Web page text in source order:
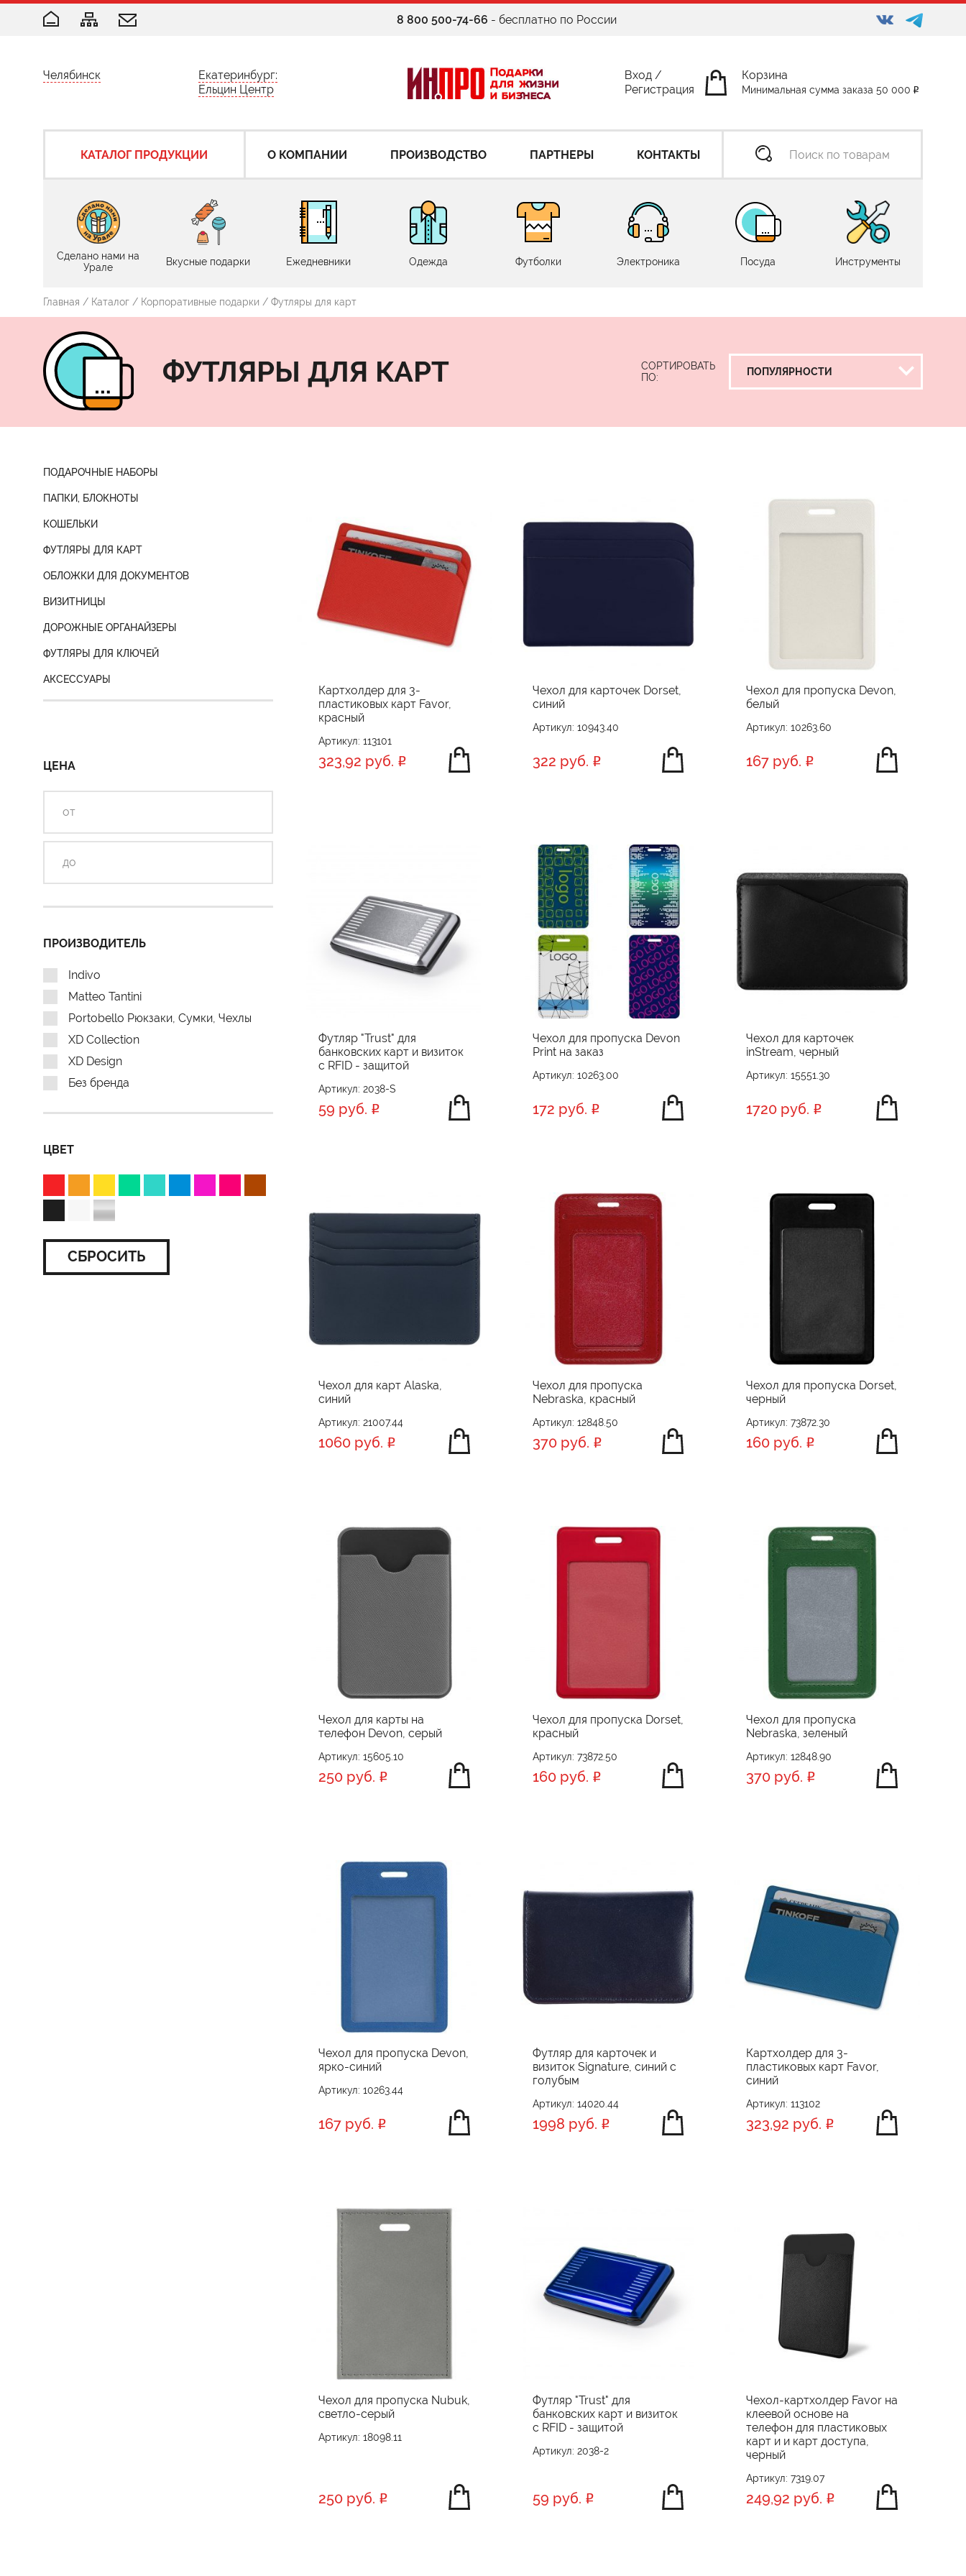
8 800 500-74-66 - бесплатно по России
Челябинск
Екатеринбург:
Ельцин Центр
Вход /
Регистрация
Корзина
Минимальная сумма заказа 50 000
КАТАЛОГ ПРОДУКЦИИ О КОМПАНИИ ПРОИЗВОДСТВО ПАРТНЕРЫ КОНТАКТЫ
Сделано нами на
Урале
Вкусные подарки Ежедневники Одежда Футболки Электроника Посуда Инструменты
Главная / Каталог / Корпоративные подарки / Футляры для карт
ФУТЛЯРЫ ДЛЯ КАРТ
СОРТИРОВАТЬ
ПО:
ПОДАРОЧНЫЕ НАБОРЫ
ПАПКИ, БЛОКНОТЫ
КОШЕЛЬКИ
ФУТЛЯРЫ ДЛЯ КАРТ
ОБЛОЖКИ ДЛЯ ДОКУМЕНТОВ
ВИЗИТНИЦЫ
ДОРОЖНЫЕ ОРГАНАЙЗЕРЫ
ФУТЛЯРЫ ДЛЯ КЛЮЧЕЙ
АКСЕССУАРЫ
ЦЕНА
ПРОИЗВОДИТЕЛЬ
Indivo
Matteo Tantini
Portobello Рюкзаки, Сумки, Чехлы
XD Collection
XD Design
Без бренда
ЦВЕТ
СБРОСИТЬ
Картхолдер для 3-
пластиковых карт Favor,
красный
Артикул: 113101
323,92 руб.
Чехол для карточек Dorset,
синий
Артикул: 10943.40
322 руб.
Чехол для пропуска Devon,
белый
Артикул: 10263.60
167 руб.
Футляр "Trust" для
банковских карт и визиток
с RFID - защитой
Артикул: 2038-S
59 руб.
Чехол для пропуска Devon
Print на заказ
Артикул: 10263.00
172 руб.
Чехол для карточек
inStream, черный
Артикул: 15551.30
1720 руб.
Чехол для карт Alaska,
синий
Артикул: 21007.44
1060 руб.
Чехол для пропуска
Nebraska, красный
Артикул: 12848.50
370 руб.
Чехол для пропуска Dorset,
черный
Артикул: 73872.30
160 руб.
Чехол для карты на
телефон Devon, серый
Артикул: 15605.10
250 руб.
Чехол для пропуска Dorset,
красный
Артикул: 73872.50
160 руб.
Чехол для пропуска
Nebraska, зеленый
Артикул: 12848.90
370 руб.
Чехол для пропуска Devon,
ярко-синий
Артикул: 10263.44
167 руб.
Футляр для карточек и
визиток Signature, синий с
голубым
Артикул: 14020.44
1998 руб.
Картхолдер для 3-
пластиковых карт Favor,
синий
Артикул: 113102
323,92 руб.
Чехол для пропуска Nubuk,
светло-серый
Артикул: 18098.11
250 руб.
Футляр "Trust" для
банковских карт и визиток
с RFID - защитой
Артикул: 2038-2
59 руб.
Чехол-картхолдер Favor на
клеевой основе на
телефон для пластиковых
карт и и карт доступа,
черный
Артикул: 7319.07
249,92 руб.